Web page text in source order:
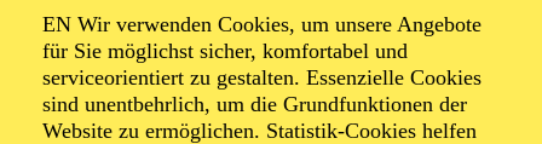
EN Wir verwenden Cookies, um unsere Angebote
für Sie möglichst sicher, komfortabel und
serviceorientiert zu gestalten. Essenzielle Cookies
sind unentbehrlich, um die Grundfunktionen der
Website zu ermöglichen. Statistik-Cookies helfen
Theater­führung